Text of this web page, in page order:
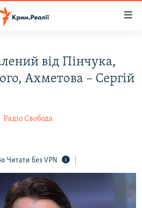
від Пінчука,
Ахметова – Сергій
Радіо Свобода
Читати без VPN